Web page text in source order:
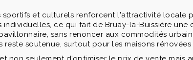
et culturels renforcent l'attractivité locale
ce qui fait de Bruay-la-Buissière
sans renoncer aux commodités
soutenue, surtout pour les maisons